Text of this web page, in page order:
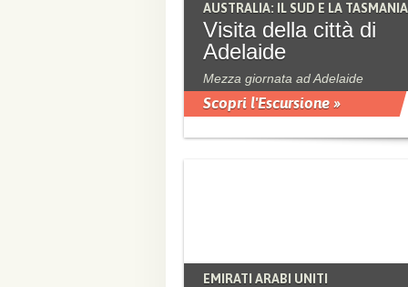
AUSTRALIA: IL SUD E LA TASMANIA
Visita della città di
Adelaide
Mezza giornata ad Adelaide
Scopri l'Escursione »
EMIRATI ARABI UNITI